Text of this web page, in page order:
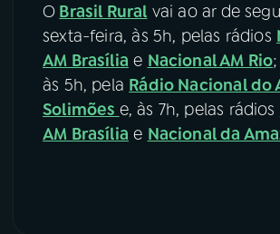
O Brasil Rural vai ao ar de
sexta-feira, às 5h, pelas rádios
AM Brasília e Nacional AM Rio
às 5h, pela Rádio Nacional do
Solimões e, às 7h, pelas rádios
AM Brasília e Nacional da